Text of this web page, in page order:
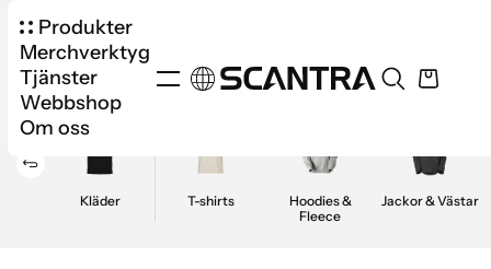
Produkter
Merchverktyg
Tjänster
Webbshop
Om oss
Kläder T-shirts
Hoodies &
Fleece
Jackor & Västar